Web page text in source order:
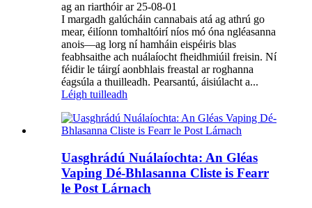
ag an riarthóir ar 25-08-01
I margadh galúcháin cannabais atá ag athrú go
mear, éilíonn tomhaltóirí níos mó óna ngléasanna
anois—ag lorg ní hamháin eispéiris blas
feabhsaithe ach nuálaíocht fheidhmiúil freisin. Ní
féidir le táirgí aonbhlais freastal ar roghanna
éagsúla a thuilleadh. Pearsantú, áisiúlacht a...
Léigh tuilleadh
Uasghrádú Nuálaíochta: An Gléas
Vaping Dé-Bhlasanna Cliste is Fearr
le Post Lárnach